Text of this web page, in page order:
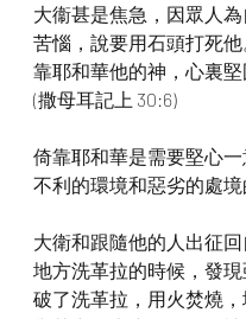
大衞甚是焦急，因眾人
苦惱，說要用石頭打死
靠耶和華他的神，心裏堅
(撒母耳記上 30:6)
倚靠耶和華是需要堅心
不利的環境和惡劣的處境
大衛和跟隨他的人出征
地方洗革拉的時候，發
破了洗革拉，用火焚燒